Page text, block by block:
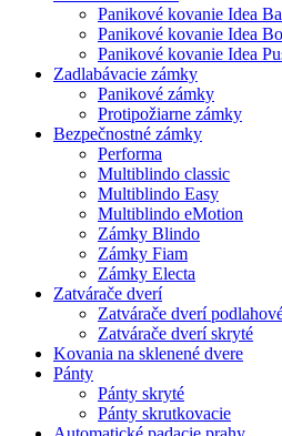
Panikové kovanie Idea
Panikové kovanie Idea
Panikové kovanie Idea
Zadlabávacie zámky
Panikové zámky
Protipožiarne zámky
Bezpečnostné zámky
Performa
Multiblindo classic
Multiblindo Easy
Multiblindo eMotion
Zámky Blindo
Zámky Fiam
Zámky Electa
Zatvárače dverí
Zatvárače dverí
Zatvárače dverí skryté
Kovania na sklenené dvere
Pánty
Pánty skryté
Pánty skrutkovacie